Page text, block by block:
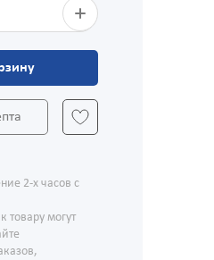
2-х часов с
товару могут